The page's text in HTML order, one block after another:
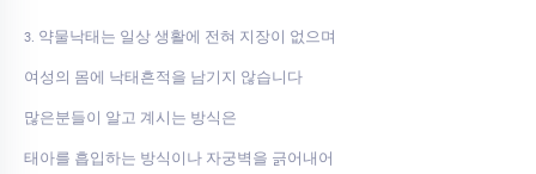
3. 약물낙태는 일상 생활에 전혀 지장이 없으며
여성의 몸에 낙태흔적을 남기지 않습니다
많은분들이 알고 계시는 방식은
태아를 흡입하는 방식이나 자궁벽을 긁어내어